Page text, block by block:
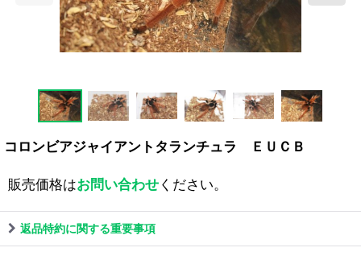
コロンビアジャイアントタランチュラ ＥＵＣＢ
販売価格はお問い合わせください。
返品特約に関する重要事項